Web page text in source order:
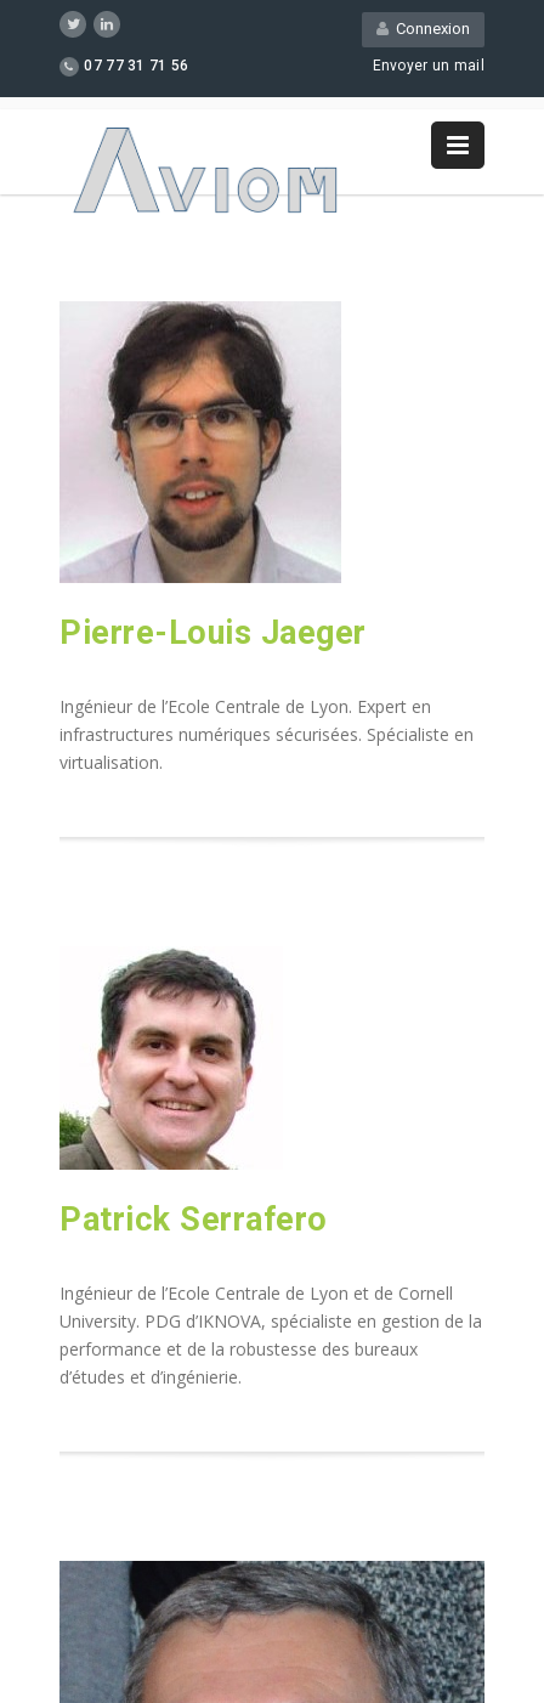
Connexion
07 77 31 71 56 Envoyer un mail
Pierre-Louis Jaeger
Ingénieur de l’Ecole Centrale de Lyon. Expert en
infrastructures numériques sécurisées. Spécialiste en
virtualisation.
Patrick Serrafero
Ingénieur de l’Ecole Centrale de Lyon et de Cornell
University. PDG d’IKNOVA, spécialiste en gestion de la
performance et de la robustesse des bureaux
d’études et d’ingénierie.